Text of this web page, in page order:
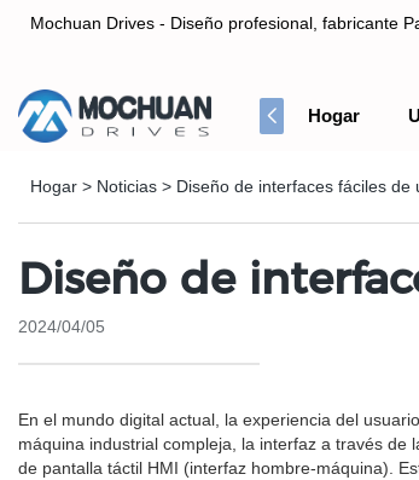
Mochuan Drives - Diseño profesional, fabricante
Hogar
Hogar > Noticias > Diseño de interfaces fáciles
Diseño de
2024/04/05
En el mundo digital actual, la experiencia del
máquina industrial compleja, la interfaz a través
de pantalla táctil HMI (interfaz hombre-máquina).